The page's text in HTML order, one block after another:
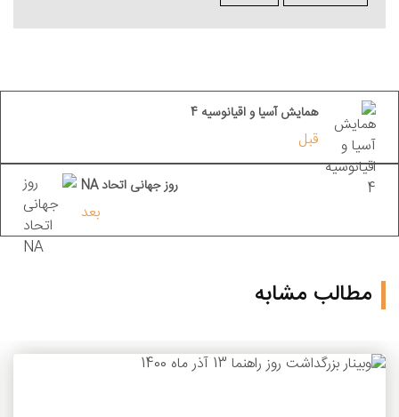
همايش آسیا و اقیانوسیه 4
قبل
روز جهانی اتحاد NA
بعد
مطالب مشابه